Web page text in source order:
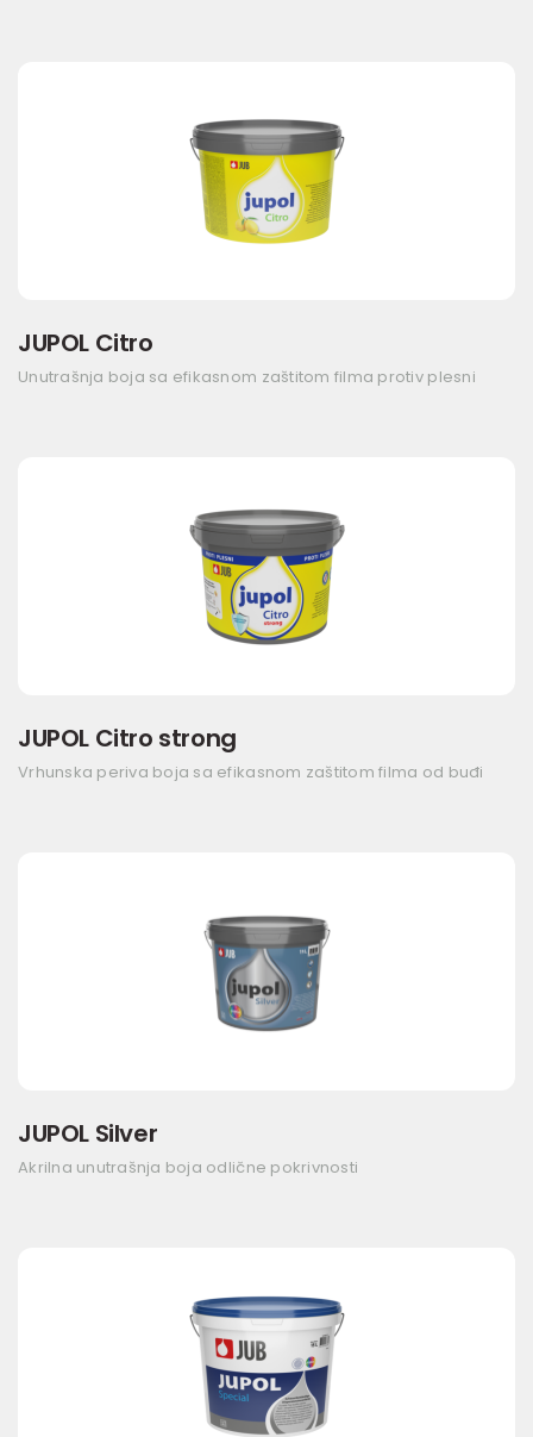
JUPOL Citro
Unutrašnja boja sa efikasnom zaštitom filma protiv plesni
JUPOL Citro strong
Vrhunska periva boja sa efikasnom zaštitom filma od buđi
JUPOL Silver
Akrilna unutrašnja boja odlične pokrivnosti